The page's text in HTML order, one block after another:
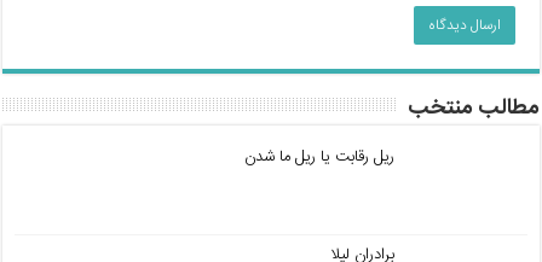
مطالب منتخب
ریل رقابت یا ریل ما شدن
برادران لیلا